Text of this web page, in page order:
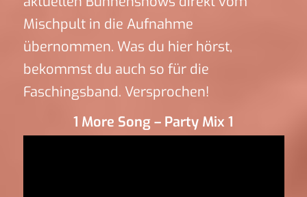
Mischpult in die Aufnahme
übernommen. Was du hier hörst,
bekommst du auch so für die
Faschingsband. Versprochen!
1 More Song – Party Mix 1